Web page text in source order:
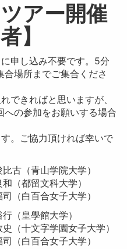
ツアー開催
】
申し込み不要です。5分
場所までご集合くださ
できればと思いますが、
の参加をお願いする場合
。ご協力頂ければ幸いで
（青山学院大学）
（都留文科大学）
白百合女子大学）
（皇學館大学）
十文字学園女子大学）
白百合女子大学）